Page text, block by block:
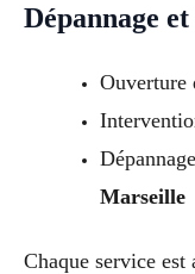
Dépannage
Ouverture
Marseille
Chaque service est